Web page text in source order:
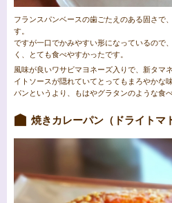
フランスパンベースの歯ごたえのある固さで
す。
ですが一口でかみやすい形になっているので
く、とても食べやすかったです。
風味が良いワサビマヨネーズ入りで、新タマ
イトソースが隠れていてとってもまろやかな味
パンというより、もはやグラタンのような食
焼きカレーパン（ドライト